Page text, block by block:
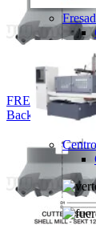
FRESA
Back to products